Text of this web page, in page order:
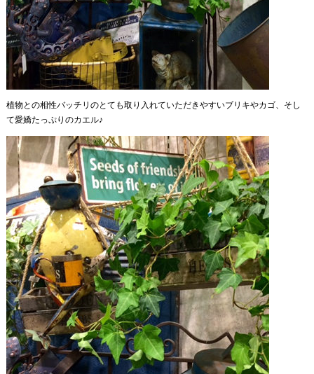
植物との相性バッチリのとても取り入れていただきやすいブリキやカゴ、そし
て愛嬌たっぷりのカエル♪